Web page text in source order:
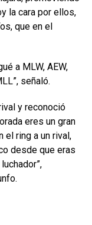
la cara por ellos,
que en el
a MLW, AEW,
señaló.
y reconoció
eres un gran
el ring a un rival,
desde que eras